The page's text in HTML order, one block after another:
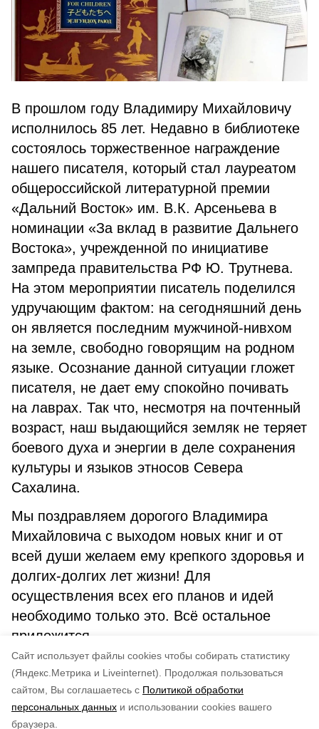
Cайт использует файлы cookies чтобы собирать статистику
(Яндекс.Метрика и Liveinternet).
Продолжая пользоваться
сайтом, Вы соглашаетесь с Политикой обработки
персональных данных и использовании cookies вашего
браузера.
В прошлом году Владимиру Михайловичу
исполнилось 85 лет. Недавно в библиотеке
состоялось торжественное награждение
нашего писателя, который стал лауреатом
общероссийской литературной премии
«Дальний Восток» им. В.К. Арсеньева в
номинации «За вклад в развитие Дальнего
Востока», учрежденной по инициативе
зампреда правительства РФ Ю. Трутнева.
На этом мероприятии писатель поделился
удручающим фактом: на сегодняшний день
он является последним мужчиной-нивхом
на земле, свободно говорящим на родном
языке. Осознание данной ситуации гложет
писателя, не дает ему спокойно почивать
на лаврах. Так что, несмотря на почтенный
возраст, наш выдающийся земляк не теряет
боевого духа и энергии в деле сохранения
культуры и языков этносов Севера
Сахалина.
Мы поздравляем дорогого Владимира
Михайловича с выходом новых книг и от
всей души желаем ему крепкого здоровья и
долгих-долгих лет жизни! Для
осуществления всех его планов и идей
необходимо только это. Всё остальное
приложится.
Авторы: Зоя Слежакова
по оценке